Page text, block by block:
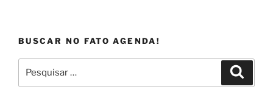
BUSCAR NO FATO AGENDA!
por: